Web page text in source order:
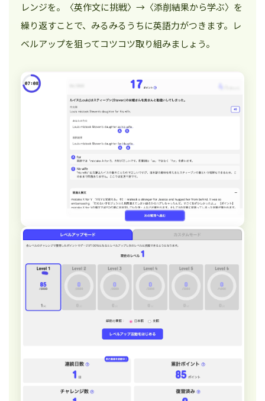
レンジを。〈英作文に挑戦〉→〈添削結果から学ぶ〉を
繰り返すことで、みるみるうちに英語力がつきます。レ
ベルアップを狙ってコツコツ取り組みましょう。